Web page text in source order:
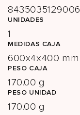
8435035129006
UNIDADES
1
MEDIDAS CAJA
600x4x400 mm
PESO CAJA
170.00 g
PESO UNIDAD
170.00 g